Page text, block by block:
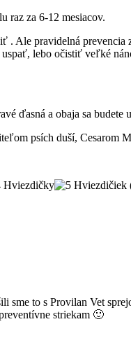
raz za 6-12 mesiacov.
Ale pravidelná
lebo očistiť veľké
ďasná a obaja sa budete
psích duší, Cesarom
to s Provilan Vet
striekam 🙂